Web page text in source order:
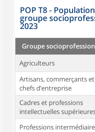
POP T8 -
groupe
2023
Groupe
Agriculteurs
Artisans, commerçants et
chefs d’entreprise
Cadres et professions
intellectuelles
Professions